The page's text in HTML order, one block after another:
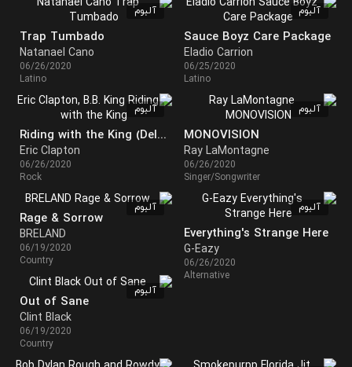
آلبوم
Sauce Boyz Care Package
Eladio Carrion
06/25/2020
Latino
آلبوم
Trap Tumbado
Natanael Cano
06/26/2020
Latino
آلبوم
MONOVISION
Ray LaMontagne
06/26/2020
Singer/Songwriter
آلبوم
Riding with the King (Deluxe Edition)
Eric Clapton
06/26/2020
Rock
آلبوم
Everything's Strange Here
G-Eazy
06/26/2020
Alternative
آلبوم
Rage & Sorrow
BRELAND
06/19/2020
Country
آلبوم
Out of Sane
Clint Black
06/19/2020
Country